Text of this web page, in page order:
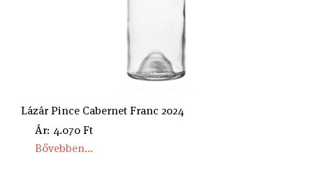
Lázár Pince Cabernet Franc 2024
Ár: 4.070 Ft
Bővebben...